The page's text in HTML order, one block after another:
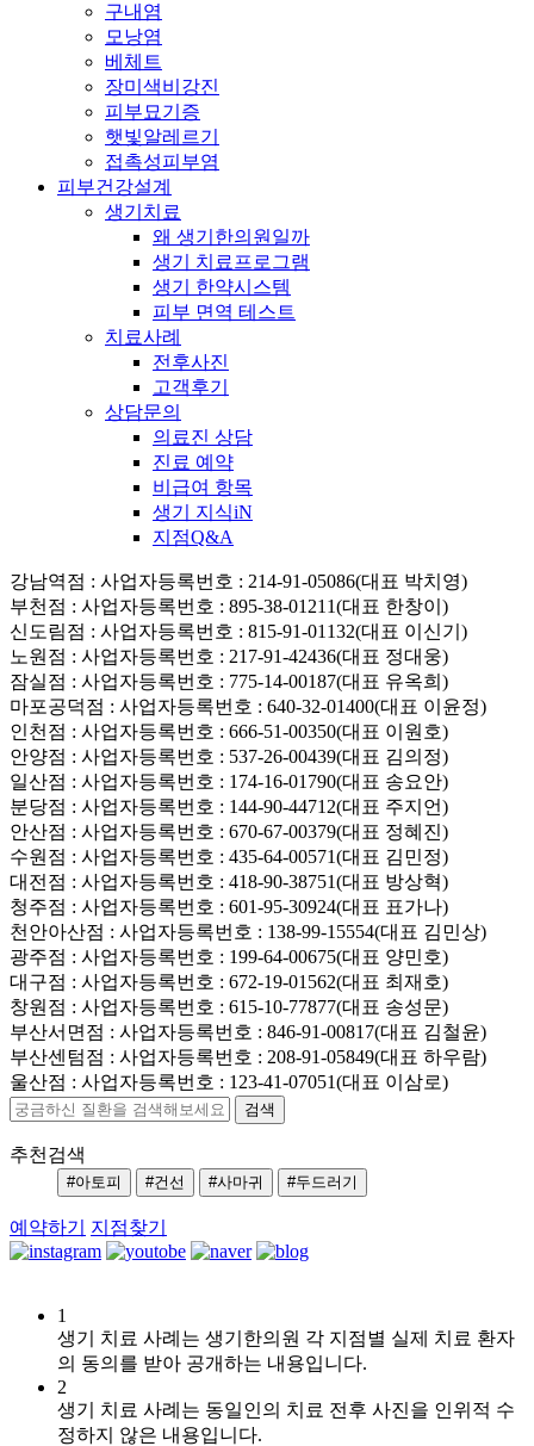
구내염
모낭염
베체트
장미색비강진
피부묘기증
햇빛알레르기
접촉성피부염
피부건강설계
생기치료
왜 생기한의원일까
생기 치료프로그램
생기 한약시스템
피부 면역 테스트
치료사례
전후사진
고객후기
상담문의
의료진 상담
진료 예약
비급여 항목
생기 지식iN
지점Q&A
강남역점 : 사업자등록번호 : 214-91-05086(대표 박치영)
부천점 : 사업자등록번호 : 895-38-01211(대표 한창이)
신도림점 : 사업자등록번호 : 815-91-01132(대표 이신기)
노원점 : 사업자등록번호 : 217-91-42436(대표 정대웅)
잠실점 : 사업자등록번호 : 775-14-00187(대표 유옥희)
마포공덕점 : 사업자등록번호 : 640-32-01400(대표 이윤정)
인천점 : 사업자등록번호 : 666-51-00350(대표 이원호)
안양점 : 사업자등록번호 : 537-26-00439(대표 김의정)
일산점 : 사업자등록번호 : 174-16-01790(대표 송요안)
분당점 : 사업자등록번호 : 144-90-44712(대표 주지언)
안산점 : 사업자등록번호 : 670-67-00379(대표 정혜진)
수원점 : 사업자등록번호 : 435-64-00571(대표 김민정)
대전점 : 사업자등록번호 : 418-90-38751(대표 방상혁)
청주점 : 사업자등록번호 : 601-95-30924(대표 표가나)
천안아산점 : 사업자등록번호 : 138-99-15554(대표 김민상)
광주점 : 사업자등록번호 : 199-64-00675(대표 양민호)
대구점 : 사업자등록번호 : 672-19-01562(대표 최재호)
창원점 : 사업자등록번호 : 615-10-77877(대표 송성문)
부산서면점 : 사업자등록번호 : 846-91-00817(대표 김철윤)
부산센텀점 : 사업자등록번호 : 208-91-05849(대표 하우람)
울산점 : 사업자등록번호 : 123-41-07051(대표 이삼로)
추천검색
#아토피 #건선 #사마귀 #두드러기
예약하기 지점찾기
1
생기 치료 사례는 생기한의원 각 지점별 실제 치료 환자
의 동의를 받아 공개하는 내용입니다.
2
생기 치료 사례는 동일인의 치료 전후 사진을 인위적 수
정하지 않은 내용입니다.